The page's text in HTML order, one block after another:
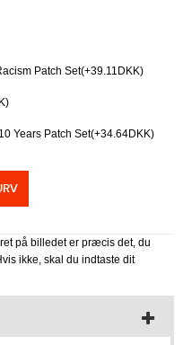
Patch Set(+39.11DKK)
Years Patch Set(+34.64DKK)
på billedet er præcis det, du
ikke, skal du indtaste dit